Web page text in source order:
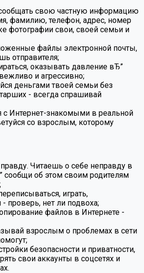
свою частную информацию
фамилию, телефон, адрес, номер
фотографии свои, своей семьи и
файлы электронной почты,
отправителя;
оказывать давление вЂ”
и агрессивно;
деньгами твоей семьи без
- всегда спрашивай
с Интернет-знакомыми в реальной
со взрослым, которому
Читаешь о себе неправду в
сообщи об этом своим родителям
играть,
проверь, нет ли подвоха;
файлов в Интернете -
взрослым о проблемах в сети
безопасности и приватности,
свои аккаунты в соцсетях и